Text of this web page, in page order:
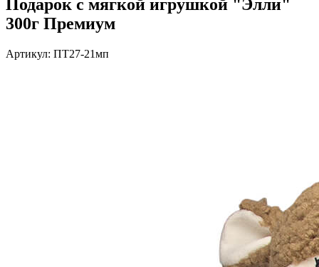
Подарок с мягкой игрушкой "Элли"
300г Премиум
Артикул: ПТ27-21мп